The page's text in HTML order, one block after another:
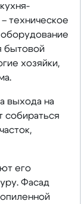
техническое
бытовой
хозяйки,
выхода на
собираться
его
Фасад